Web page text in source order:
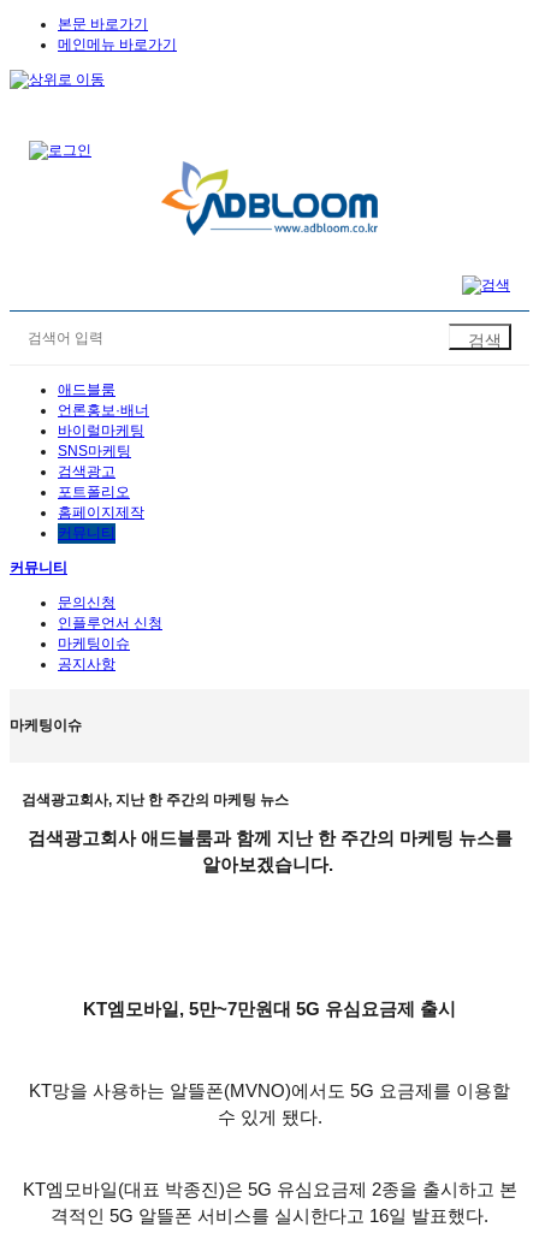
본문 바로가기
메인메뉴 바로가기
애드블룸
언론홍보·배너
바이럴마케팅
SNS마케팅
검색광고
포트폴리오
홈페이지제작
커뮤니티
커뮤니티
문의신청
인플루언서 신청
마케팅이슈
공지사항
마케팅이슈
검색광고회사, 지난 한 주간의 마케팅 뉴스
검색광고회사 애드블룸과 함께 지난 한 주간의 마케팅 뉴스를
알아보겠습니다.
KT엠모바일, 5만~7만원대 5G 유심요금제 출시
KT망을 사용하는 알뜰폰(MVNO)에서도 5G 요금제를 이용할
수 있게 됐다.
KT엠모바일(대표 박종진)은 5G 유심요금제 2종을 출시하고 본
격적인 5G 알뜰폰 서비스를 실시한다고 16일 발표했다.